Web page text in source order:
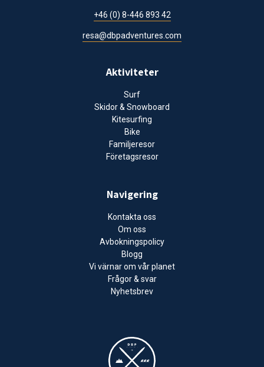
+46 (0) 8-446 893 42
resa@dbpadventures.com
Aktiviteter
Surf
Skidor & Snowboard
Kitesurfing
Bike
Familjeresor
Företagsresor
Navigering
Kontakta oss
Om oss
Avbokningspolicy
Blogg
Vi värnar om vår planet
Frågor & svar
Nyhetsbrev